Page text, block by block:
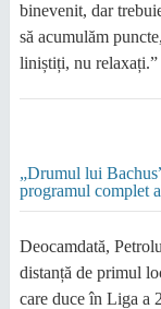
binevenit, dar
să acumulăm
liniștiți, nu relaxați.”
„Drumul lui
programul complet
Deocamdată,
distanță de primul
care duce în Liga a